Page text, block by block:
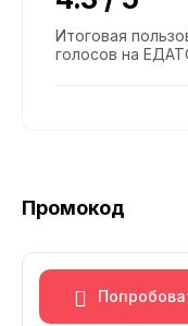
Итоговая
голосов на
Промокод